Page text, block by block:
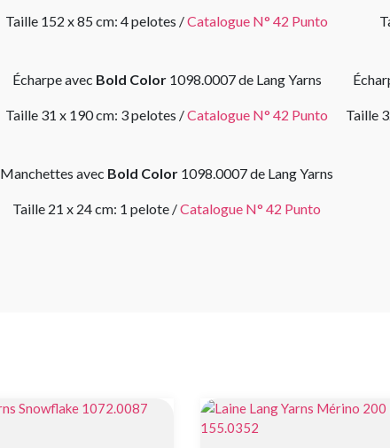
Taille 152 x 85 cm: 4 pelotes /Catalogue N° 42 Punto
Écharpe avec Bold Color 1098.0007 de Lang Yarns
Taille 31 x 190 cm: 3 pelotes /Catalogue N° 42 Punto Taille
Manchettes avec Bold Color 1098.0007 de Lang Yarns
Taille 21 x 24 cm: 1 pelote /Catalogue N° 42 Punto